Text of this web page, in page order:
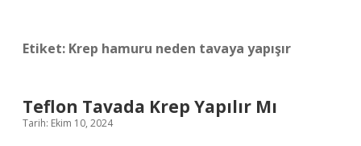
Etiket: Krep hamuru neden tavaya yapışır
Teflon Tavada Krep Yapılır Mı
Tarih: Ekim 10, 2024